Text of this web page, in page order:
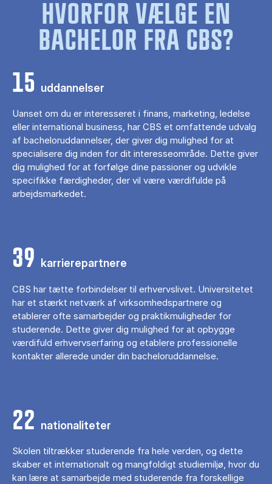
HVORFOR VÆLGE EN
BACHELOR FRA CBS?
15 uddannelser
Uanset om du er interesseret i finans, marketing, ledelse
eller international business, har CBS et omfattende udvalg
af bacheloruddannelser, der giver dig mulighed for at
specialisere dig inden for dit interesseområde. Dette giver
dig mulighed for at forfølge dine passioner og udvikle
specifikke færdigheder, der vil være værdifulde på
arbejdsmarkedet.
39 karrierepartnere
CBS har tætte forbindelser til erhvervslivet. Universitetet
har et stærkt netværk af virksomhedspartnere og
etablerer ofte samarbejder og praktikmuligheder for
studerende. Dette giver dig mulighed for at opbygge
værdifuld erhvervserfaring og etablere professionelle
kontakter allerede under din bacheloruddannelse.
22 nationaliteter
Skolen tiltrækker studerende fra hele verden, og dette
skaber et internationalt og mangfoldigt studiemiljø, hvor du
kan lære at samarbejde med studerende fra forskellige